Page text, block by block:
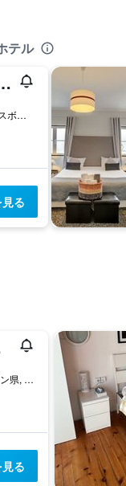
テル
バイ シアドゥ
Travessa Do Caldeira N 19 Patio Das, リスボン, リスボン県, ポルトガル
る
ス
Rua dos Cavaleiros, 58, リスボン, リスボン県, ポルトガル
る